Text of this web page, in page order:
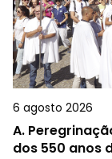
6 agosto 2026
A.
dos 550 anos